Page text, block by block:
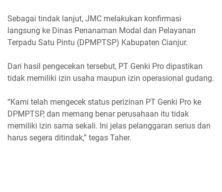
Sebagai tindak lanjut, JMC melakukan konfirmasi
langsung ke Dinas Penanaman Modal dan Pelayanan
Terpadu Satu Pintu (DPMPTSP) Kabupaten Cianjur.
Dari hasil pengecekan tersebut, PT Genki Pro dipastikan
tidak memiliki izin usaha maupun izin operasional gudang.
“Kami telah mengecek status perizinan PT Genki Pro ke
DPMPTSP, dan memang benar perusahaan itu tidak
memiliki izin sama sekali. Ini jelas pelanggaran serius dan
harus segera ditindak,” tegas Taher.